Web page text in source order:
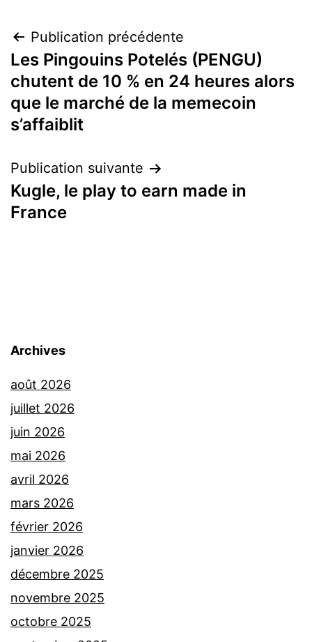
Navigation
de
l’article
Publication précédente
Les Pingouins Potelés (PENGU)
chutent de 10 % en 24 heures alors
que le marché de la memecoin
s’affaiblit
Publication suivante
Kugle, le play to earn made in
France
Archives
août 2026
juillet 2026
juin 2026
mai 2026
avril 2026
mars 2026
février 2026
janvier 2026
décembre 2025
novembre 2025
octobre 2025